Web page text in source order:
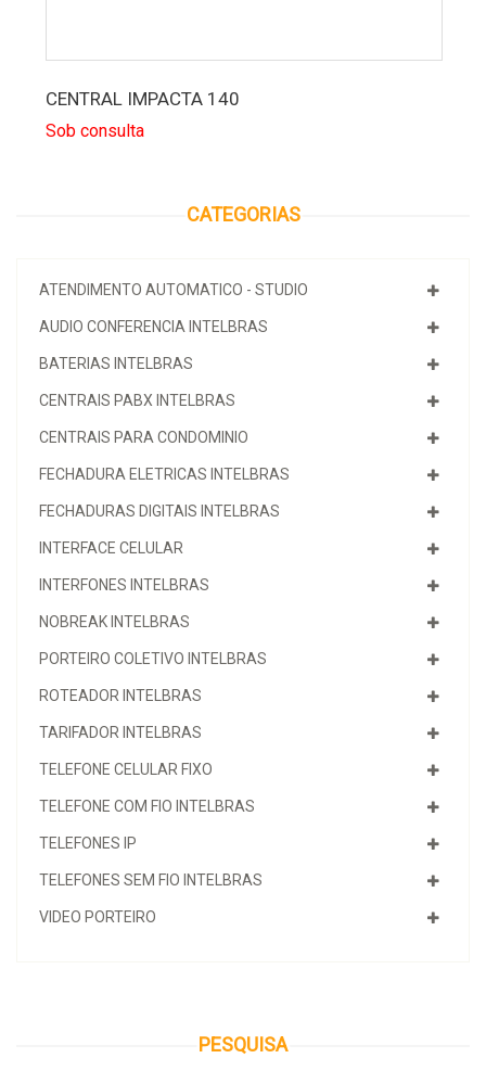
CATEGORIAS
ATENDIMENTO AUTOMATICO - STUDIO
AUDIO CONFERENCIA INTELBRAS
BATERIAS INTELBRAS
CENTRAIS PABX INTELBRAS
CENTRAIS PARA CONDOMINIO
FECHADURA ELETRICAS INTELBRAS
FECHADURAS DIGITAIS INTELBRAS
INTERFACE CELULAR
INTERFONES INTELBRAS
NOBREAK INTELBRAS
PORTEIRO COLETIVO INTELBRAS
ROTEADOR INTELBRAS
TARIFADOR INTELBRAS
TELEFONE CELULAR FIXO
TELEFONE COM FIO INTELBRAS
TELEFONES IP
TELEFONES SEM FIO INTELBRAS
VIDEO PORTEIRO
PESQUISA
CENTRAL IMPACTA 140
Sob consulta